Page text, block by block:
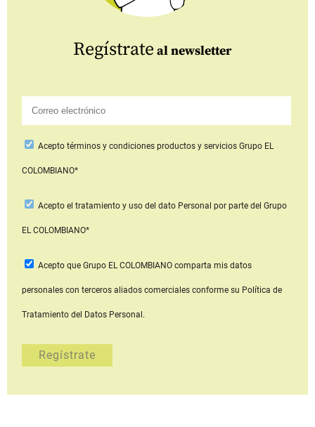
Regístrate al newsletter
Aceptotérminos y condiciones productos y serviciosGrupo EL
COLOMBIANO*
Acepto el tratamiento y uso del dato Personal por parte del Grupo
EL COLOMBIANO*
Acepto que Grupo EL COLOMBIANOcomparta mis datos
personales con terceros aliados comerciales conforme su Política de
Tratamiento del Datos Personal.